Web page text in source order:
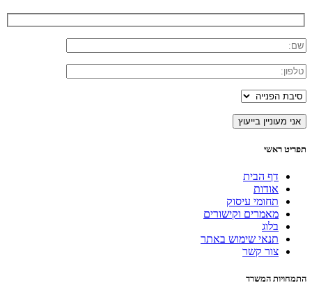
תפריט ראשי
דף הבית
אודות
תחומי עיסוק
מאמרים וקישורים
בלוג
תנאי שימוש באתר
צור קשר
התמחויות המשרד